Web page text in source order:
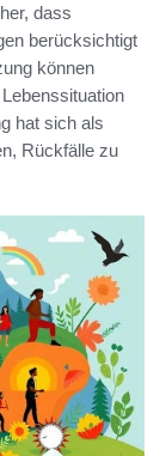
dass
berücksichtigt
können
hat sich als
Rückfälle zu